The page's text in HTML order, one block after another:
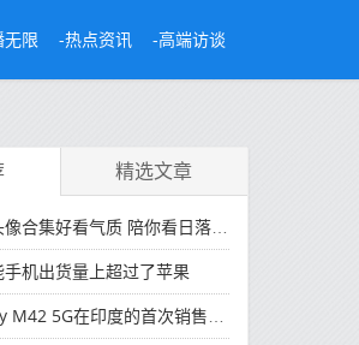
无限 -热点资讯 -高端访谈
精选文章
好看气质 陪你看日落的人比日落更浪漫
手机出货量上超过了苹果
5G在印度的首次销售将于今晚开始